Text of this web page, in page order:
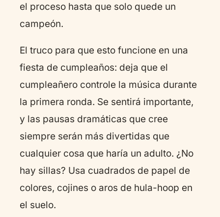
el proceso hasta que solo quede un
campeón.
El truco para que esto funcione en una
fiesta de cumpleaños: deja que el
cumpleañero controle la música durante
la primera ronda. Se sentirá importante,
y las pausas dramáticas que cree
siempre serán más divertidas que
cualquier cosa que haría un adulto. ¿No
hay sillas? Usa cuadrados de papel de
colores, cojines o aros de hula-hoop en
el suelo.